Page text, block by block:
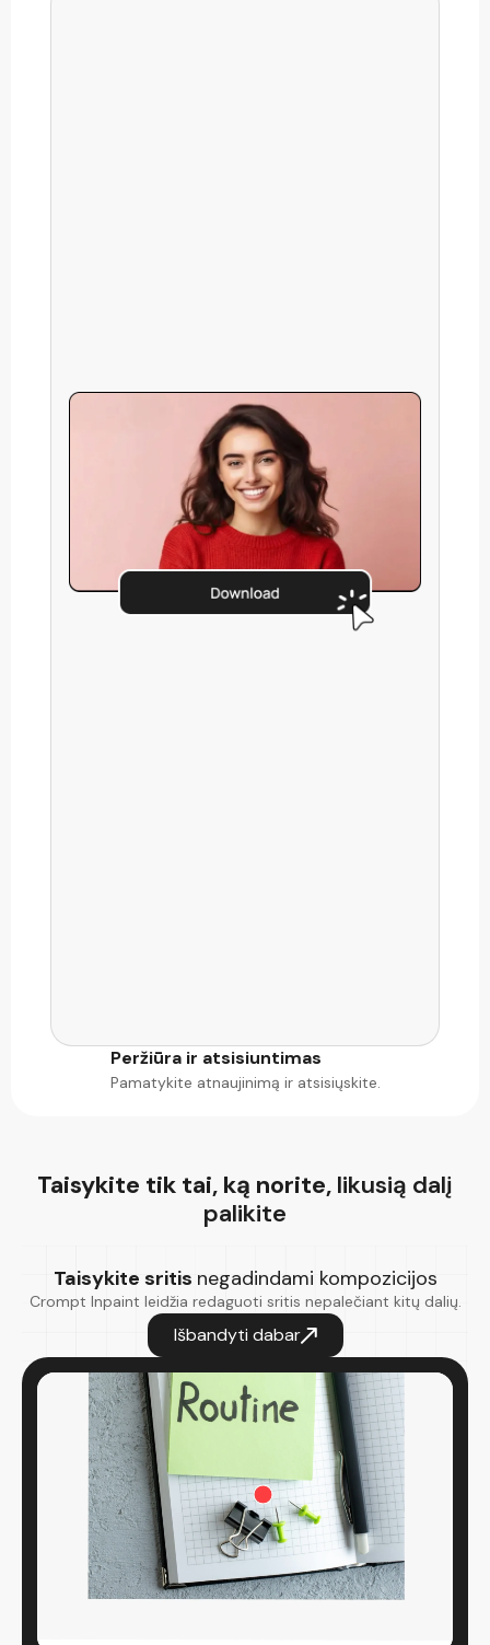
Peržiūra ir atsisiuntimas
Pamatykite atnaujinimą ir atsisiųskite.
Taisykite tik tai, ką norite, likusią dalį
palikite
Taisykite sritis negadindami kompozicijos
Crompt Inpaint leidžia redaguoti sritis nepalečiant kitų dalių.
Išbandyti dabar